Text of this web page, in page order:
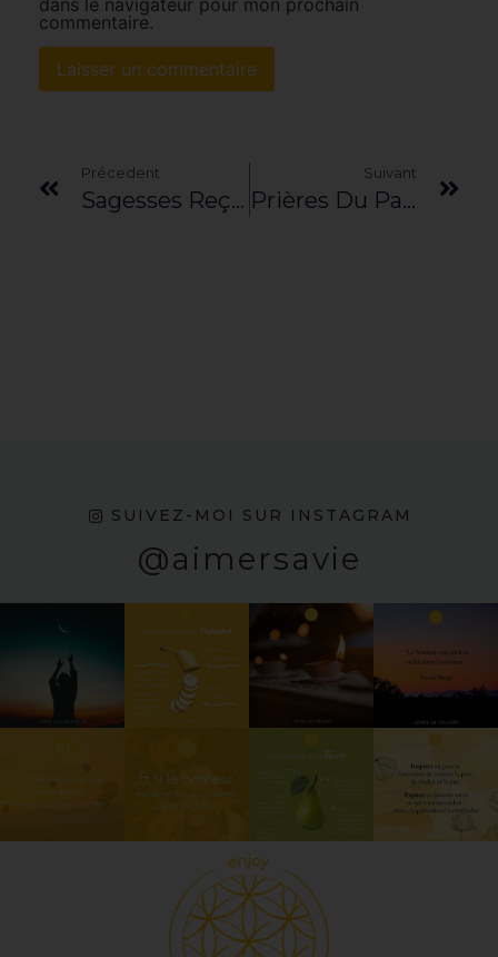
commentaire.
Précedent
Sagesses Reçues – Novembre 2020
Suivant
Prières Du Pardon
SUIVEZ-MOI SUR INSTAGRAM
@aimersavie